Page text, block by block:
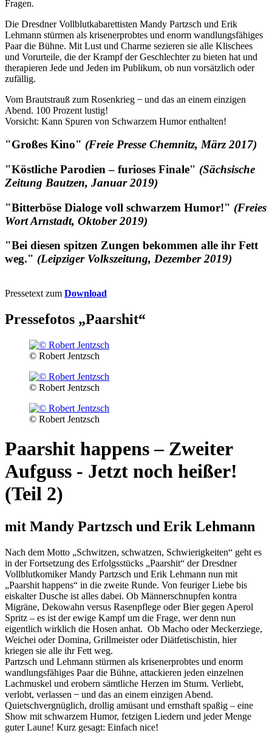
Fragen.
Die Dresdner Vollblutkabarettisten Mandy Partzsch und Erik
Lehmann stürmen als krisenerprobtes und enorm wandlungsfähiges
Paar die Bühne. Mit Lust und Charme sezieren sie alle Klischees
und Vorurteile, die der Krampf der Geschlechter zu bieten hat und
therapieren Jede und Jeden im Publikum, ob nun vorsätzlich oder
zufällig.
Vom Brautstrauß zum Rosenkrieg ̶ und das an einem einzigen
Abend. 100 Prozent lustig!
Vorsicht: Kann Spuren von Schwarzem Humor enthalten!
"Großes Kino" (Freie Presse Chemnitz, März 2017)
"Köstliche Parodien – furioses Finale" (Sächsische
Zeitung Bautzen, Januar 2019)
"Bitterböse Dialoge voll schwarzem Humor!" (Freies
Wort Arnstadt, Oktober 2019)
"Bei diesen spitzen Zungen bekommen alle ihr Fett
weg." (Leipziger Volkszeitung, Dezember 2019)
Pressetext zum Download
Pressefotos „Paarshit“
© Robert Jentzsch
© Robert Jentzsch
© Robert Jentzsch
Paarshit happens – Zweiter
Aufguss - Jetzt noch heißer!
(Teil 2)
mit Mandy Partzsch und Erik Lehmann
Nach dem Motto „Schwitzen, schwatzen, Schwierigkeiten“ geht es
in der Fortsetzung des Erfolgsstücks „Paarshit“ der Dresdner
Vollblutkomiker Mandy Partzsch und Erik Lehmann nun mit
„Paarshit happens“ in die zweite Runde. Von feuriger Liebe bis
eiskalter Dusche ist alles dabei. Ob Männerschnupfen kontra
Migräne, Dekowahn versus Rasenpflege oder Bier gegen Aperol
Spritz – es ist der ewige Kampf um die Frage, wer denn nun
eigentlich wirklich die Hosen anhat. Ob Macho oder Meckerziege,
Weichei oder Domina, Grillmeister oder Diätfetischistin, hier
kriegen sie alle ihr Fett weg.
Partzsch und Lehmann stürmen als krisenerprobtes und enorm
wandlungsfähiges Paar die Bühne, attackieren jeden einzelnen
Lachmuskel und erobern sämtliche Herzen im Sturm. Verliebt,
verlobt, verlassen ̶ und das an einem einzigen Abend.
Quietschvergnüglich, drollig amüsant und ernsthaft spaßig – eine
Show mit schwarzem Humor, fetzigen Liedern und jeder Menge
guter Laune! Kurz gesagt: Einfach nice!